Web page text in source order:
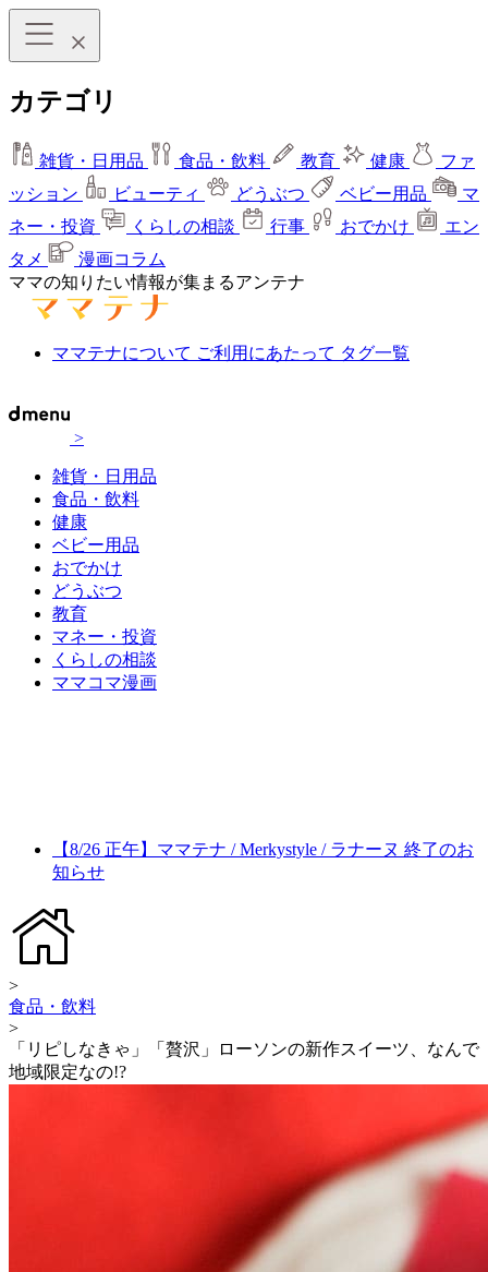
カテゴリ
雑貨・日用品 食品・飲料 教育 健康
ファ
ッション
ビューティ どうぶつ ベビー用品
マ
ネー・投資
くらしの相談 行事 おでかけ
エン
タメ
漫画コラム
ママの知りたい情報が集まるアンテナ
ママテナについて ご利用にあたって タグ一覧
>
雑貨・日用品
食品・飲料
健康
ベビー用品
おでかけ
どうぶつ
教育
マネー・投資
くらしの相談
ママコマ漫画
【8/26 正午】ママテナ / Merkystyle / ラナーヌ 終了のお
知らせ
>
食品・飲料
>
「リピしなきゃ」「贅沢」ローソンの新作スイーツ、なんで
地域限定なの!?